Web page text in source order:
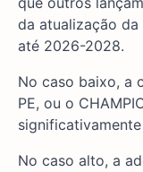
da atualização da
até 2026-2028.
No caso baixo, a
PE, ou o
No caso alto, a